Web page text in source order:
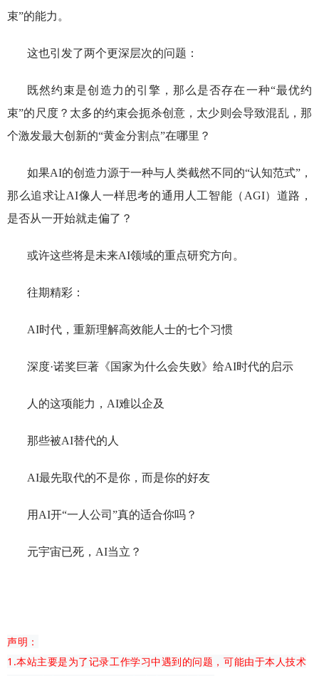
束”的能力。
这也引发了两个更深层次的问题：
既然约束是创造力的引擎，那么是否存在一种“最优约
束”的尺度？太多的约束会扼杀创意，太少则会导致混乱，那
个激发最大创新的“黄金分割点”在哪里？
如果AI的创造力源于一种与人类截然不同的“认知范式”，
那么追求让AI像人一样思考的通用人工智能（AGI）道路，
是否从一开始就走偏了？
或许这些将是未来AI领域的重点研究方向。
往期精彩：
AI时代，重新理解高效能人士的七个习惯
深度·诺奖巨著《国家为什么会失败》给AI时代的启示
人的这项能力，AI难以企及
那些被AI替代的人
AI最先取代的不是你，而是你的好友
用AI开“一人公司”真的适合你吗？
元宇宙已死，AI当立？
声明：
1.本站主要是为了记录工作学习中遇到的问题，可能由于本人技术